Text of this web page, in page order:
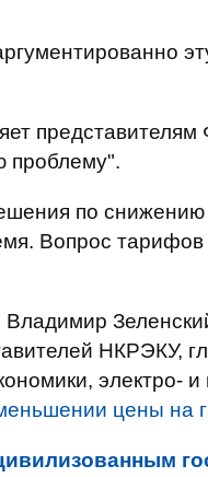
проблему".
по снижению
Вопрос тарифов
НКРЭКУ,
электро- и
цены на